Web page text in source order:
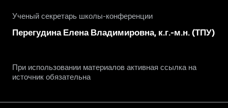
При использовании материалов активная ссылка на
источник обязательна
Ученый секретарь школы-конференции
Перегудина Елена Владимировна, к.г.-м.н. (ТПУ)